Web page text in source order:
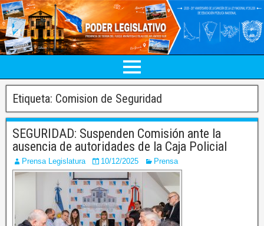
Etiqueta: Comision de Seguridad
SEGURIDAD: Suspenden Comisión ante la
ausencia de autoridades de la Caja Policial
Prensa Legislatura 10/12/2025 Prensa